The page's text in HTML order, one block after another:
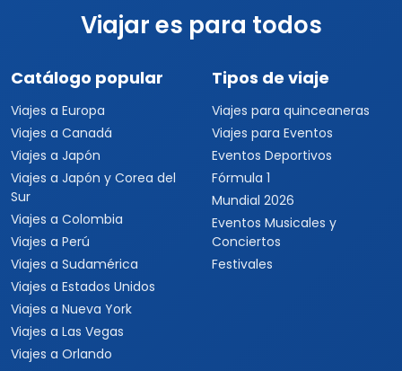
Viajar es para todos
Catálogo popular
Viajes a Europa
Viajes a Canadá
Viajes a Japón
Viajes a Japón y Corea del
Sur
Viajes a Colombia
Viajes a Perú
Viajes a Sudamérica
Viajes a Estados Unidos
Viajes a Nueva York
Viajes a Las Vegas
Viajes a Orlando
Tipos de viaje
Viajes para quinceaneras
Viajes para Eventos
Eventos Deportivos
Fórmula 1
Mundial 2026
Eventos Musicales y
Conciertos
Festivales